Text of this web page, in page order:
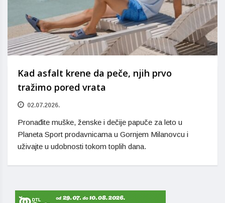
Kad asfalt krene da peče, njih prvo
tražimo pored vrata
02.07.2026.
Pronađite muške, ženske i dečije papuče za leto u
Planeta Sport prodavnicama u Gornjem Milanovcu i
uživajte u udobnosti tokom toplih dana.